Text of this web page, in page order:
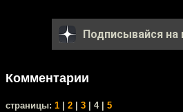
Подписывайся на
Комментарии
cтраницы: 1 2 3 | 4 | 5